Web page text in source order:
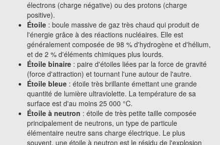
électrons (charge négative) ou des protons (charge
positive).
Étoile : boule massive de gaz très chaud qui produit de
l'énergie grâce à des réactions nucléaires. Elle est
généralement composée de 98 % d'hydrogène et d'hélium,
et de 2 % d'éléments chimiques plus lourds.
Étoile binaire : paire d'étoiles liées par la force de gravité
(force d'attraction) et tournant l'une autour de l'autre.
Étoile bleue : étoile très brillante émettant une grande
quantité de lumière ultraviolette. La température de sa
surface est d'au moins 25 000 °C.
Étoile à neutron : étoile de très petite taille composée
principalement de neutrons, un type de particule
élémentaire neutre sans charge électrique. Le plus
souvent, une étoile à neutron est le résidu de l'explosion